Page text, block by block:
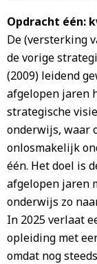
Opdracht één:
De (versterking
de vorige
(2009) leidend
afgelopen jaren
strategische
onderwijs, waar
onlosmakelijk
één. Het doel is
afgelopen jaren
onderwijs zo
In 2025 verlaat
opleiding met
omdat nog